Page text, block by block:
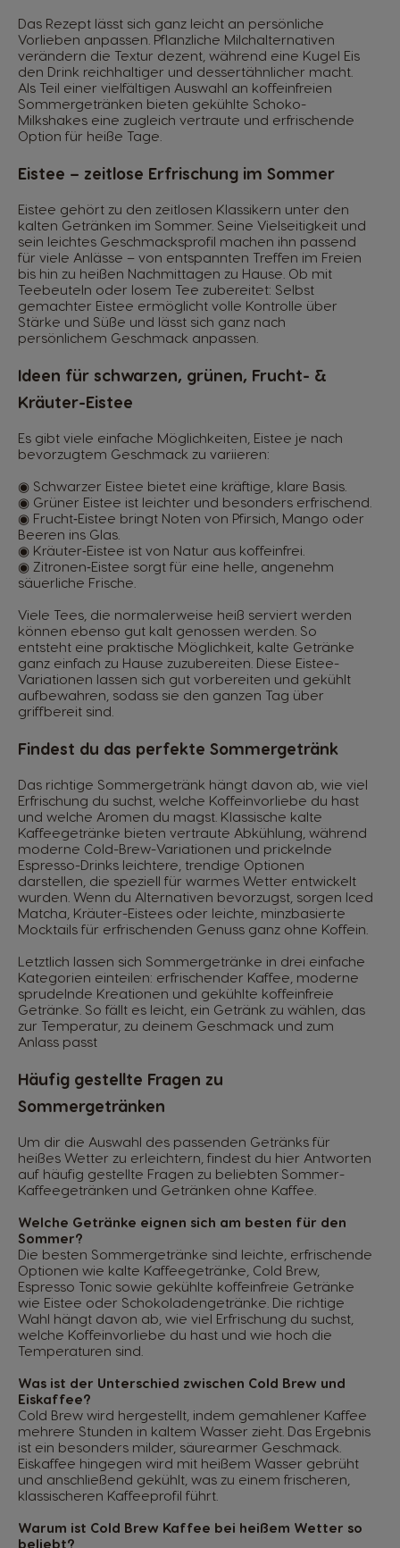
Das Rezept lässt sich ganz leicht an persönliche
Vorlieben anpassen. Pflanzliche Milchalternativen
verändern die Textur dezent, während eine Kugel Eis
den Drink reichhaltiger und dessertähnlicher macht.
Als Teil einer vielfältigen Auswahl an koffeinfreien
Sommergetränken bieten gekühlte Schoko-
Milkshakes eine zugleich vertraute und erfrischende
Option für heiße Tage.
Eistee – zeitlose Erfrischung im Sommer
Eistee gehört zu den zeitlosen Klassikern unter den
kalten Getränken im Sommer. Seine Vielseitigkeit und
sein leichtes Geschmacksprofil machen ihn passend
für viele Anlässe – von entspannten Treffen im Freien
bis hin zu heißen Nachmittagen zu Hause. Ob mit
Teebeuteln oder losem Tee zubereitet: Selbst
gemachter Eistee ermöglicht volle Kontrolle über
Stärke und Süße und lässt sich ganz nach
persönlichem Geschmack anpassen.
Ideen für schwarzen, grünen, Frucht- &
Kräuter-Eistee
Es gibt viele einfache Möglichkeiten, Eistee je nach
bevorzugtem Geschmack zu variieren:
◉ Schwarzer Eistee bietet eine kräftige, klare Basis.
◉ Grüner Eistee ist leichter und besonders erfrischend.
◉ Frucht‑Eistee bringt Noten von Pfirsich, Mango oder
Beeren ins Glas.
◉ Kräuter‑Eistee ist von Natur aus koffeinfrei.
◉ Zitronen‑Eistee sorgt für eine helle, angenehm
säuerliche Frische.
Viele Tees, die normalerweise heiß serviert werden
können ebenso gut kalt genossen werden. So
entsteht eine praktische Möglichkeit, kalte Getränke
ganz einfach zu Hause zuzubereiten. Diese Eistee-
Variationen lassen sich gut vorbereiten und gekühlt
aufbewahren, sodass sie den ganzen Tag über
griffbereit sind.
Findest du das perfekte Sommergetränk
Das richtige Sommergetränk hängt davon ab, wie viel
Erfrischung du suchst, welche Koffeinvorliebe du hast
und welche Aromen du magst. Klassische kalte
Kaffeegetränke bieten vertraute Abkühlung, während
moderne Cold-Brew-Variationen und prickelnde
Espresso-Drinks leichtere, trendige Optionen
darstellen, die speziell für warmes Wetter entwickelt
wurden. Wenn du Alternativen bevorzugst, sorgen Iced
Matcha, Kräuter-Eistees oder leichte, minzbasierte
Mocktails für erfrischenden Genuss ganz ohne Koffein.
Letztlich lassen sich Sommergetränke in drei einfache
Kategorien einteilen: erfrischender Kaffee, moderne
sprudelnde Kreationen und gekühlte koffeinfreie
Getränke. So fällt es leicht, ein Getränk zu wählen, das
zur Temperatur, zu deinem Geschmack und zum
Anlass passt
Häufig gestellte Fragen zu
Sommergetränken
Um dir die Auswahl des passenden Getränks für
heißes Wetter zu erleichtern, findest du hier Antworten
auf häufig gestellte Fragen zu beliebten Sommer-
Kaffeegetränken und Getränken ohne Kaffee.
Welche Getränke eignen sich am besten für den
Sommer?
Die besten Sommergetränke sind leichte, erfrischende
Optionen wie kalte Kaffeegetränke, Cold Brew,
Espresso Tonic sowie gekühlte koffeinfreie Getränke
wie Eistee oder Schokoladengetränke. Die richtige
Wahl hängt davon ab, wie viel Erfrischung du suchst,
welche Koffeinvorliebe du hast und wie hoch die
Temperaturen sind.
Was ist der Unterschied zwischen Cold Brew und
Eiskaffee?
Cold Brew wird hergestellt, indem gemahlener Kaffee
mehrere Stunden in kaltem Wasser zieht. Das Ergebnis
ist ein besonders milder, säurearmer Geschmack.
Eiskaffee hingegen wird mit heißem Wasser gebrüht
und anschließend gekühlt, was zu einem frischeren,
klassischeren Kaffeeprofil führt.
Warum ist Cold Brew Kaffee bei heißem Wetter so
beliebt?